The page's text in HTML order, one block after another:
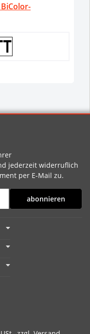
jederzeit widerruflich
per E-Mail zu.
abonnieren